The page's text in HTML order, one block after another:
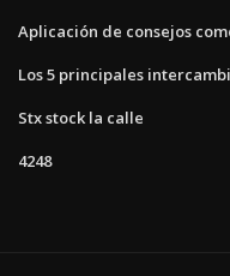
Aplicación de consejos
Los 5 principales
Stx stock la calle
4248